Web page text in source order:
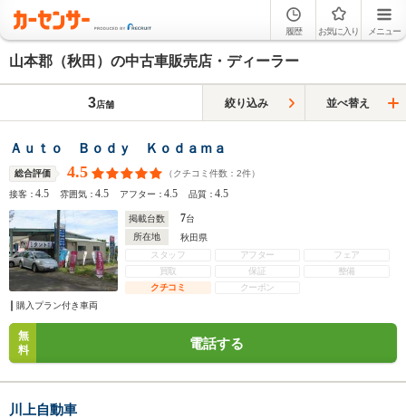
履歴 お気に入り メニュー
山本郡（秋田）の中古車販売店・ディーラー
3店舗 絞り込み 並べ替え
Ａｕｔｏ Ｂｏｄｙ Ｋｏｄａｍａ
総合評価 4.5 （クチコミ件数： 2件）
接客：4.5 雰囲気：4.5 アフター：4.5 品質：4.5
掲載台数 7台
所在地
秋田県
スタッフ
アフター
フェア
買取
保証
整備
クチコミ
クーポン
購入プラン付き車両
無
料
電話する
川上自動車